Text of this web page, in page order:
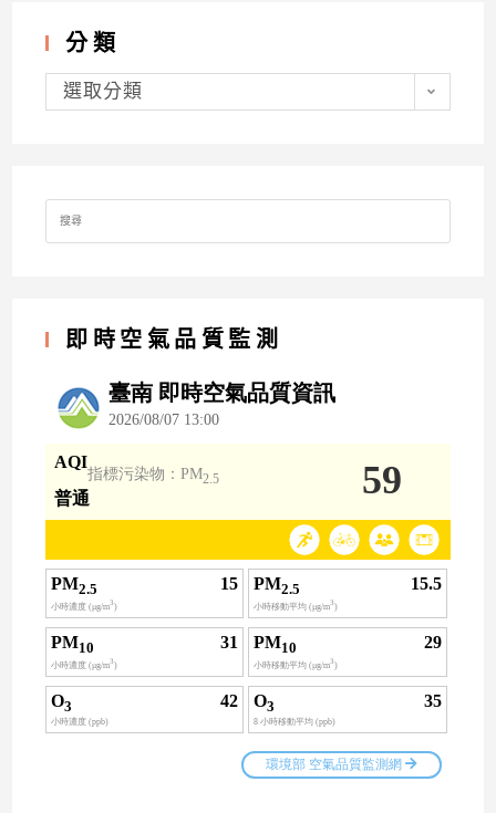
分類
分
類選取分類
Search
for:
即時空氣品質監測